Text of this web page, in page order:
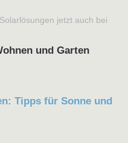
jetzt auch bei
und Garten
Tipps für Sonne und